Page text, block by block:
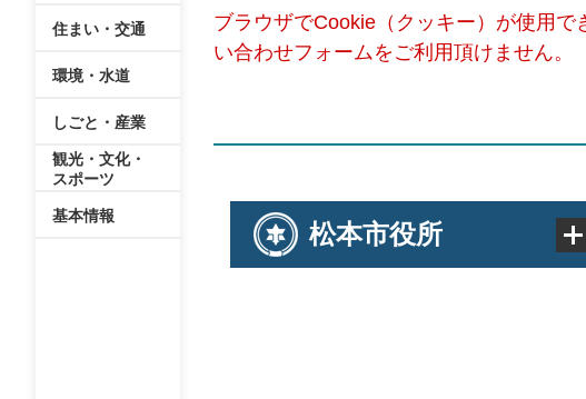
住まい・交通
環境・水道
しごと・産業
観光・文化・
スポーツ
基本情報
ブラウザでCookie（クッキー）が使用
い合わせフォームをご利用頂けません。
松本市役所